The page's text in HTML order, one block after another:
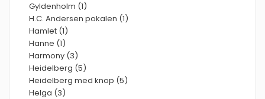
Gyldenholm (1)
H.C. Andersen pokalen (1)
Hamlet (1)
Hanne (1)
Harmony (3)
Heidelberg (5)
Heidelberg med knop (5)
Helga (3)